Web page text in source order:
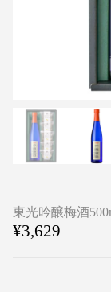
東光吟醸梅酒
¥3,629